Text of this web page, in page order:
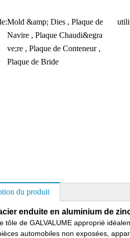
Mold &amp; Dies , Plaque de
Navire , Plaque Chaudi&egra
ve;re , Plaque de Conteneur ,
Plaque de Bride
du produit
enduite en aluminium de
tôle de GALVALUME approprié
automobiles non exposées,